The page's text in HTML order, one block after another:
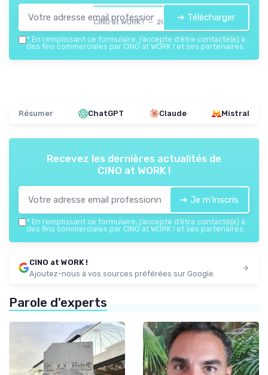
CINO at WORK ! — 2026 ➔ Télécharger
* En remplissant ce formulaire, j’accepte d’être contacté(e) à
des fins commerciales par CINO at WORK ! et ses partenaires.
Résumer ChatGPT Claude Mistral
Recevez les dernières actualités de
CINO at WORK !
➔ Je m'inscris
* En remplissant ce formulaire, j’accepte d’être contacté(e) à
des fins commerciales par CINO at WORK ! et ses partenaires.
CINO at WORK !
Ajoutez-nous à vos sources préférées sur Google
Parole d'experts